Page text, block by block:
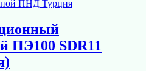
ПЭ100 SDR11